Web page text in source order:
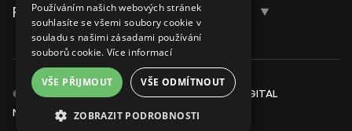
FAQ
Čeština
English
© Reklamio je produktem společnosti
Topinfo DIGITAL
Nastavení cookies
Používáním našich webových stránek
souhlasíte se všemi soubory cookie v
souladu s našimi zásadami používání
souborů cookie. Více informací
VŠE PŘIJMOUT VŠE ODMÍTNOUT
ZOBRAZIT PODROBNOSTI